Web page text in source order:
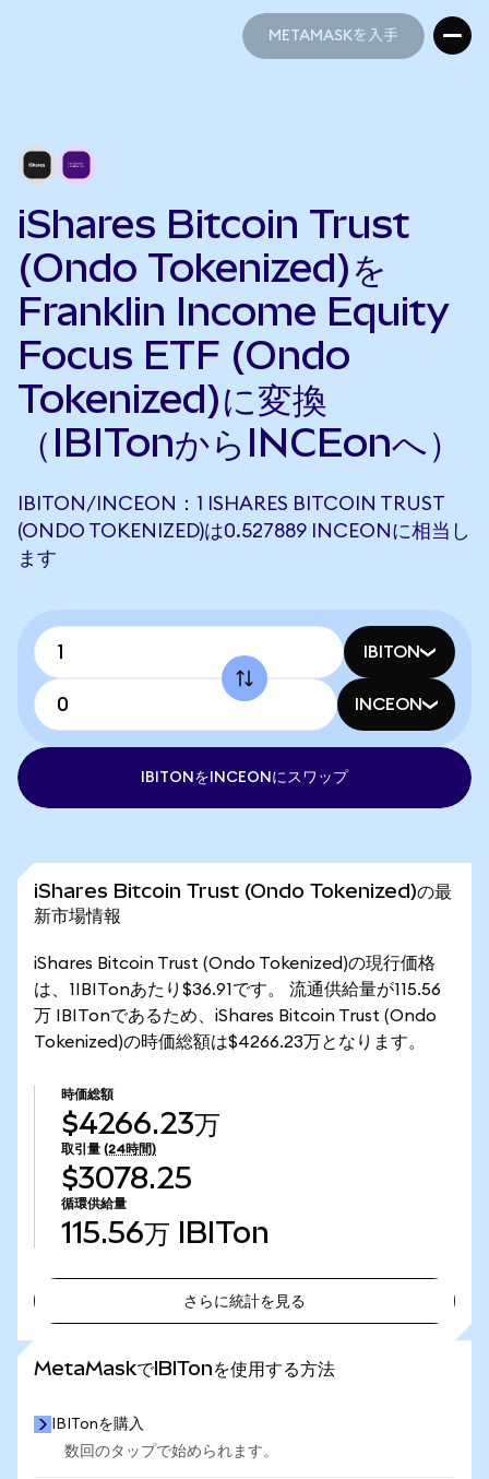
METAMASKを入手
iShares Bitcoin Trust
(Ondo Tokenized)を
Franklin Income Equity
Focus ETF (Ondo
Tokenized)に変換
（IBITonからINCEonへ）
IBITON/INCEON：1 ISHARES BITCOIN TRUST
(ONDO TOKENIZED)は0.527889 INCEONに相当し
ます
IBITON
INCEON
IBITONをINCEONにスワップ
iShares Bitcoin Trust (Ondo Tokenized)の最
新市場情報
iShares Bitcoin Trust (Ondo Tokenized)の現行価格
は、1IBITonあたり$36.91です。 流通供給量が115.56
万 IBITonであるため、iShares Bitcoin Trust (Ondo
Tokenized)の時価総額は$4266.23万となります。
時価総額
$4266.23万
取引量 (24時間)
$3078.25
循環供給量
115.56万 IBITon
さらに統計を見る
MetaMaskでIBITonを使用する方法
IBITonを購入
数回のタップで始められます。